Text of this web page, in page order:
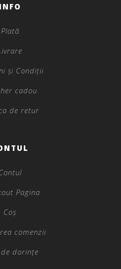
INFO
Plată
și Condiții
cadou
de retur
Pagina
Coș
comenzii
dorințe